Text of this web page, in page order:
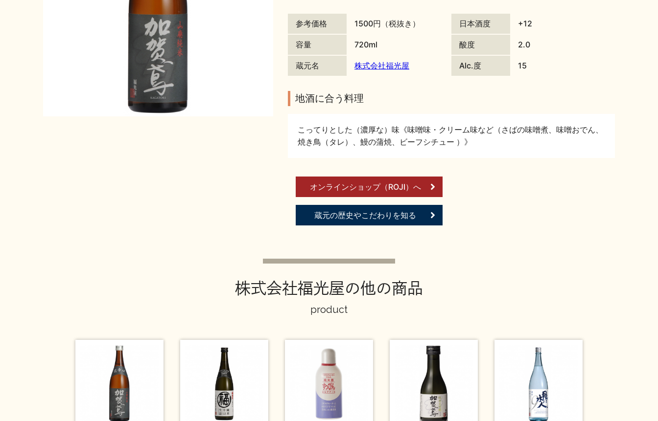
参考価格 1500円（税抜き）
容量 720ml
蔵元名 株式会社福光屋
日本酒度 +12
酸度 2.0
Alc.度 15
地酒に合う料理
こってりとした（濃厚な）味《味噌味・クリーム味など（さばの味噌煮、味噌おでん、
焼き鳥（タレ）、鰻の蒲焼、ビーフシチュー ）》
オンラインショップ（ROJI）へ
蔵元の歴史やこだわりを知る
株式会社福光屋の他の商品
product